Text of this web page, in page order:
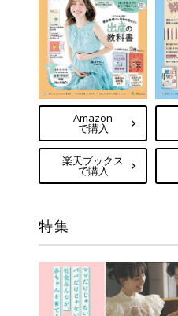
Amazon
で購入
楽天ブックス
で購入
特集